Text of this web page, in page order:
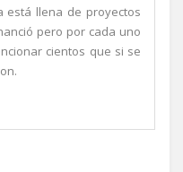
está llena de proyectos
pero por cada uno
cientos que si se